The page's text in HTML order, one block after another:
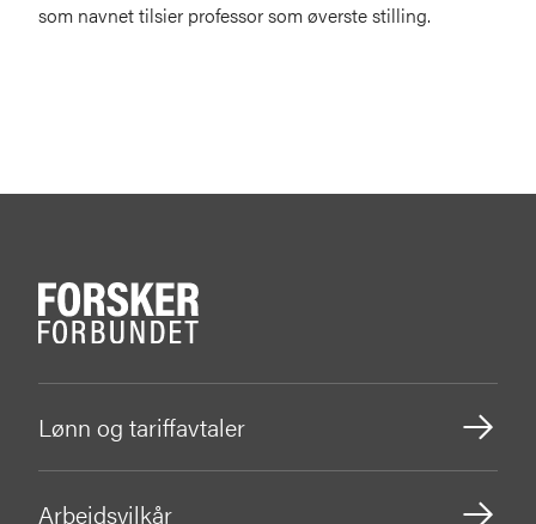
som navnet tilsier professor som øverste stilling.
Lønn og tariffavtaler
Arbeidsvilkår